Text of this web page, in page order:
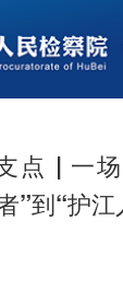
点 | 一
”到“护江